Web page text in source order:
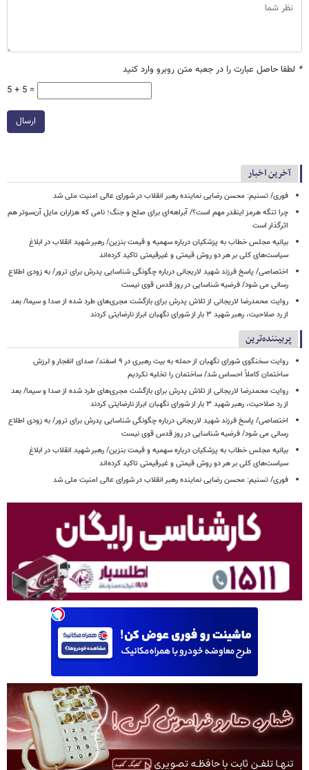
* لطفا حاصل عبارت را در جعبه متن روبرو وارد کنید
5 + 5 =
ارسال
آخرین اخبار
فوری/ تسنیم: محسن رضایی نماینده رهبر انقلاب در شورای عالی امنیت ملی شد
چرا تنگه هرمز اینقدر مهم است؟/ آبراهه‌ای برای صلح و جنگ؛ نامی که هزاران مایل آن‌سوتر هم
اثرگذار است
بیانیه مجلس خطاب به پزشکیان درباره سهمیه و قیمت بنزین/ رهبر شهید انقلاب در ابلاغ
سیاست‌های کلی بر هر دو روش قیمتی و غیرقیمتی تاکید کرده‌اند
اختصاصی/ پاسخ فرزند شهید لاریجانی درباره چگونگی شناسایی پدرش برای ترور/ به زودی اطلاع
رسانی می شود/ فرضیه شناسایی در روز قدس قوی نیست
روایت محمدرضا لاریجانی از تلاش پدرش برای بازگشت مجری‌های طرد شده از صدا و سیما/ بعد
از رد صلاحیت، رهبر شهید ۳ بار از شورای نگهبان ابراز نارضایتی کردند
پربیننده‌ترین
روایت سخنگوی شورای نگهبان از حمله به بیت رهبری در ۹ اسفند/ صدای انفجار و لرزش
ساختمان کاملاً احساس شد/ ساختمان را تخلیه نکردیم
روایت محمدرضا لاریجانی از تلاش پدرش برای بازگشت مجری‌های طرد شده از صدا و سیما/ بعد
از رد صلاحیت، رهبر شهید ۳ بار از شورای نگهبان ابراز نارضایتی کردند
اختصاصی/ پاسخ فرزند شهید لاریجانی درباره چگونگی شناسایی پدرش برای ترور/ به زودی اطلاع
رسانی می شود/ فرضیه شناسایی در روز قدس قوی نیست
بیانیه مجلس خطاب به پزشکیان درباره سهمیه و قیمت بنزین/ رهبر شهید انقلاب در ابلاغ
سیاست‌های کلی بر هر دو روش قیمتی و غیرقیمتی تاکید کرده‌اند
فوری/ تسنیم: محسن رضایی نماینده رهبر انقلاب در شورای عالی امنیت ملی شد